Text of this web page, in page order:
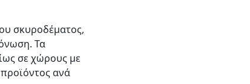
σκυροδέματος,
Τα
σε χώρους με
ανά